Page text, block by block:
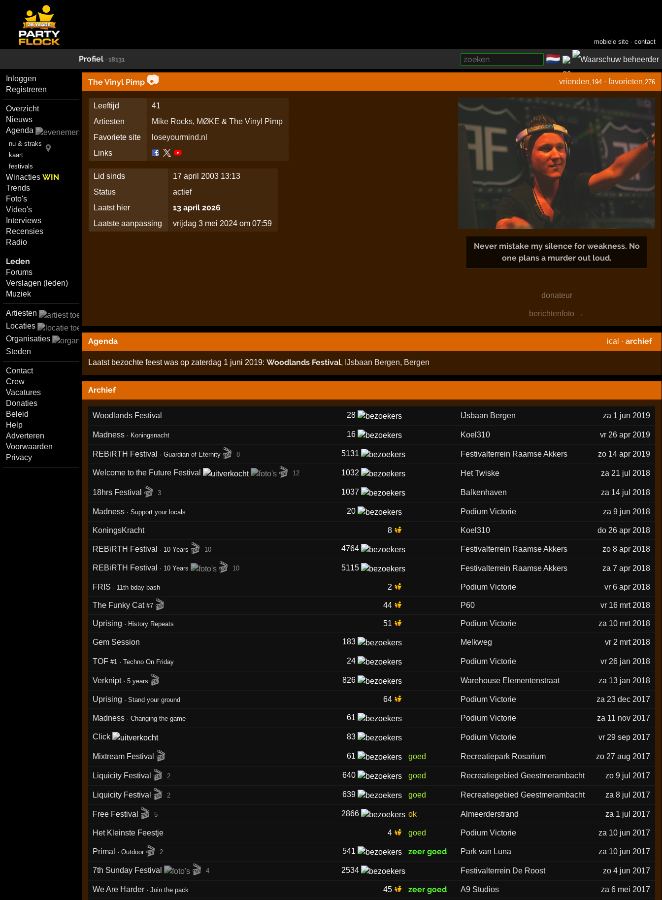
mobiele site ·contact
Profiel · 18131 🇳🇱
Inloggen
Registreren
Overzicht
Nieuws
Agenda
nu & straks
kaart
festivals
WinactiesWIN
Trends
Foto's
Video's
Interviews
Recensies
Radio
Leden
Forums
Verslagen (leden)
Muziek
Artiesten
Locaties
Organisaties
Steden
Contact
Crew
Vacatures
Donaties
Beleid
Help
Adverteren
Voorwaarden
Privacy
The Vinyl Pimp 📷 vrienden ,194 ·favorieten ,276
Never mistake my silence for weakness. No
one plans a murder out loud.
donateur
berichtenfoto →
Leeftijd
41
Artiesten
Mike Rocks, MØKE &The Vinyl Pimp
Favoriete site
loseyourmind.nl
Links
Lid sinds
17 april 2003 13:13
Status
actief
Laatst hier
13 april 2026
Laatste aanpassing vrijdag 3 mei 2024 om 07:59
Agenda ical · archief
Laatst bezochte feest was op zaterdag 1 juni 2019: Woodlands Festival, IJsbaan Bergen, Bergen
Archief
Woodlands Festival 28 IJsbaan Bergen za 1 jun 2019
Madness · Koningsnacht 16 Koel310 vr 26 apr 2019
REBiRTH Festival ·Guardian of Eternity 🎬 8 5131 Festivalterrein Raamse Akkers zo 14 apr 2019
Welcome to the Future Festival 🎬 12 1032 Het Twiske za 21 jul 2018
18hrs Festival 🎬 3 1037 Balkenhaven za 14 jul 2018
Madness ·Support your locals 20 Podium Victorie za 9 jun 2018
KoningsKracht 8 Koel310 do 26 apr 2018
REBiRTH Festival · 10 Years 🎬 10 4764 Festivalterrein Raamse Akkers zo 8 apr 2018
REBiRTH Festival · 10 Years 🎬 10 5115 Festivalterrein Raamse Akkers za 7 apr 2018
FRIS · 11th bday bash 2 Podium Victorie vr 6 apr 2018
The Funky Cat#7 🎬 44 P60 vr 16 mrt 2018
Uprising · History Repeats 51 Podium Victorie za 10 mrt 2018
Gem Session 183 Melkweg vr 2 mrt 2018
TOF#1 ·Techno On Friday 24 Podium Victorie vr 26 jan 2018
Verknipt ·5 years 🎬 826 Warehouse Elementenstraat za 13 jan 2018
Uprising ·Stand your ground 64 Podium Victorie za 23 dec 2017
Madness ·Changing the game 61 Podium Victorie za 11 nov 2017
Click 83 Podium Victorie vr 29 sep 2017
Mixtream Festival 🎬 61 goed Recreatiepark Rosarium zo 27 aug 2017
Liquicity Festival 🎬 2 640 goed Recreatiegebied Geestmerambacht zo 9 jul 2017
Liquicity Festival 🎬 2 639 goed Recreatiegebied Geestmerambacht za 8 jul 2017
Free Festival 🎬 5 2866 ok Almeerderstrand za 1 jul 2017
Het Kleinste Feestje 4 goed Podium Victorie za 10 jun 2017
Primal ·Outdoor 🎬 2 541 zeer goed Park van Luna za 10 jun 2017
7th Sunday Festival 🎬 4 2534 Festivalterrein De Roost zo 4 jun 2017
We Are Harder ·Join the pack 45 zeer goed A9 Studios za 6 mei 2017